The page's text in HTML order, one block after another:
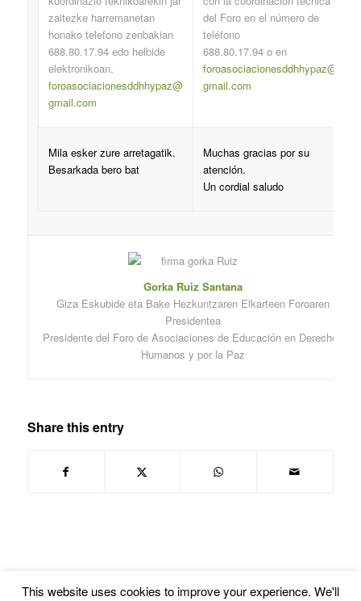
zaitezke harremanetan
honako telefono zenbakian
688.80.17.94 edo helbide
elektronikoan,
foroasociacionesddhhypaz@
gmail.com
del Foro en el número de
teléfono
688.80.17.94 o en
foroasociacionesddhhypaz@
gmail.com
Mila esker zure arretagatik.
Besarkada bero bat
Muchas gracias por su
atención.
Un cordial saludo
Gorka Ruiz Santana
Giza Eskubide eta Bake Hezkuntzaren Elkarteen Foroaren
Presidentea
Presidente del Foro de Asociaciones de Educación en Derechos
Humanos y por la Paz
Share this entry
This website uses cookies to improve your experience. We'll